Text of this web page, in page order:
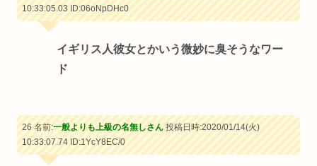
10:33:05.03ID:06oNpDHc0
イギリス人彼女とかいう微妙に臭そうなワー
ド
26 名前:一般よりも上級の名無しさん投稿日時:2020/01/14(火)
10:33:07.74ID:1YcY8EC/0